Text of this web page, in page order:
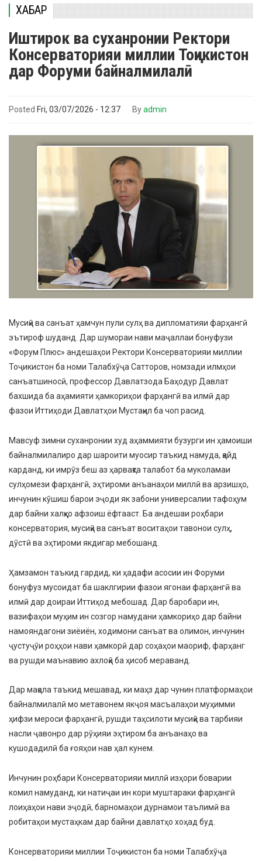
ХАБАР
Иштирок ва суханронии Ректори
Консерваторияи миллии Тоҷикистон
дар Форуми байналмилалӣ
Posted Fri, 03/07/2026 - 12:37 Byadmin
Мусиқӣ ва санъат ҳамчун пули сулҳ ва дипломатияи фарҳангӣ
эътироф шуданд. Дар шумораи нави маҷаллаи бонуфузи
«Форум Плюс» андешаҳои Ректори Консерваторияи миллии
Тоҷикистон ба номи Талабхӯҷа Сатторов, номзади илмҳои
санъатшиносӣ, профессор Давлатзода Баҳодур Давлат
бахшида ба аҳамияти ҳамкориҳои фарҳангӣ ва илмӣ дар
фазои Иттиҳоди Давлатҳои Мустақил ба чоп расид.
Мавсуф зимни суханронии худ аҳаммияти бузурги ин ҳамоиши
байналмилалиро дар шароити муосир таъкид намуда, қайд
карданд, ки имрӯз беш аз ҳарвақта талабот ба муколамаи
сулҳомези фарҳангӣ, эҳтироми анъанаҳои миллӣ ва арзишҳо,
инчунин кӯшиш барои эҷоди як забони универсалии тафоҳум
дар байни халқҳо афзоиш ёфтааст. Ба андешаи роҳбари
консерватория, мусиқӣ ва санъат воситаҳои тавонои сулҳ,
дӯстӣ ва эҳтироми якдигар мебошанд.
Ҳамзамон таъкид гардид, ки ҳадафи асосии ин Форуми
бонуфуз мусоидат ба шаклгирии фазои ягонаи фарҳангӣ ва
илмӣ дар доираи Иттиҳод мебошад. Дар баробари ин,
вазифаҳои муҳим ин созгор намудани ҳамкориҳо дар байни
намояндагони зиёиён, ходимони санъат ва олимон, инчунин
ҷустуҷӯи роҳҳои нави ҳамкорӣ дар соҳаҳои маориф, фарҳанг
ва рушди маънавию ахлоқӣ ба ҳисоб мераванд.
Дар мақола таъкид мешавад, ки маҳз дар чунин платформаҳои
байналмилалӣ мо метавонем якҷоя масъалаҳои муҳимми
ҳифзи мероси фарҳангӣ, рушди таҳсилоти мусиқӣ ва тарбияи
насли ҷавонро дар рӯҳияи эҳтиром ба анъанаҳо ва
кушодадилӣ ба ғояҳои нав ҳал кунем.
Инчунин роҳбари Консерваторияи миллӣ изҳори боварии
комил намуданд, ки натиҷаи ин кори муштараки фарҳангӣ
лоиҳаҳои нави эҷодӣ, барномаҳои дурнамои таълимӣ ва
робитаҳои мустаҳкам дар байни давлатҳо хоҳад буд.
Консерваторияи миллии Тоҷикистон ба номи Талабхӯҷа